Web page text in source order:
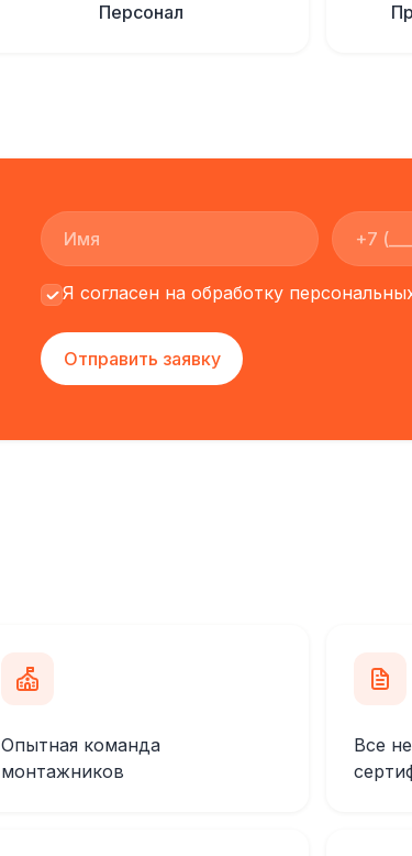
Персонал
Я согласен на обработку
Отправить заявку
Опытная команда
монтажников
Все